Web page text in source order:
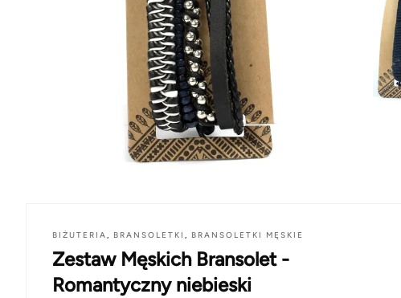
BIŻUTERIA, BRANSOLETKI , BRANSOLETKI MĘSKIE
Zestaw Męskich Bransolet -
Romantyczny niebieski